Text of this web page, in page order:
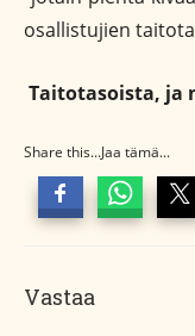
osallistujien
Taitotasoista, ja
Share this...Jaa tämä...
Vastaa